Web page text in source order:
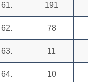
61. 191
62. 78
63. 11
64. 10